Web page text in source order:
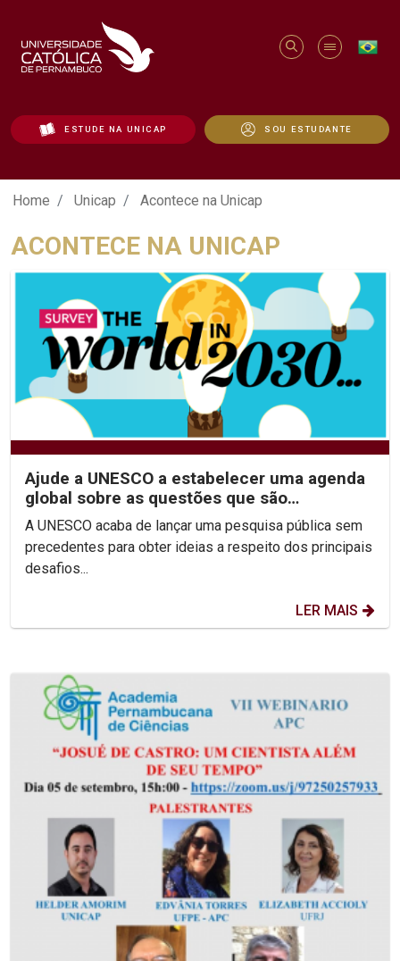
ESTUDE NA UNICAP SOU ESTUDANTE
Acontece na Unicap - Unicap
Home Unicap Acontece na Unicap
ACONTECE NA UNICAP
Ajude a UNESCO a estabelecer uma agenda
global sobre as questões que são
importantes para você!
A UNESCO acaba de lançar uma pesquisa pública sem
precedentes para obter ideias a respeito dos principais
desafios...
LER MAIS